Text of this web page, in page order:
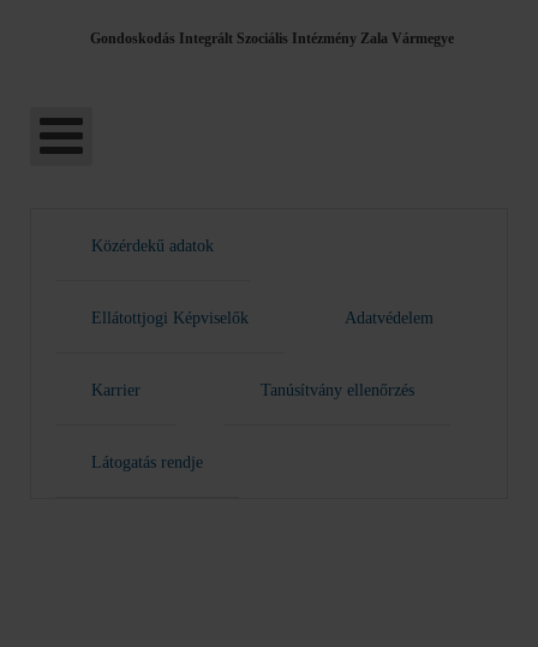
Gondoskodás Integrált Szociális Intézmény Zala Vármegye
Közérdekű adatok
Ellátottjogi Képviselők Adatvédelem
Karrier Tanúsítvány ellenőrzés
Látogatás rendje